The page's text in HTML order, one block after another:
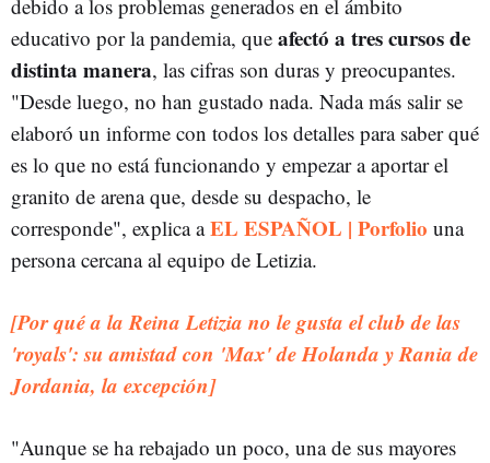
debido a los problemas generados en el ámbito
educativo por la pandemia, que afectó a tres cursos de
distinta manera, las cifras son duras y preocupantes.
"Desde luego, no han gustado nada. Nada más salir se
elaboró un informe con todos los detalles para saber qué
es lo que no está funcionando y empezar a aportar el
granito de arena que, desde su despacho, le
corresponde", explica aEL ESPAÑOL | Porfolio una
persona cercana al equipo de Letizia.
[Por qué a la Reina Letizia no le gusta el club de las
'royals': su amistad con 'Max' de Holanda y Rania de
Jordania, la excepción]
"Aunque se ha rebajado un poco, una de sus mayores